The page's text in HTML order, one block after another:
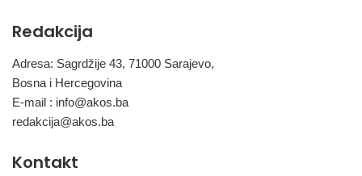
Redakcija
Adresa: Sagrdžije 43, 71000 Sarajevo,
Bosna i Hercegovina
E-mail : info@akos.ba
redakcija@akos.ba
Kontakt